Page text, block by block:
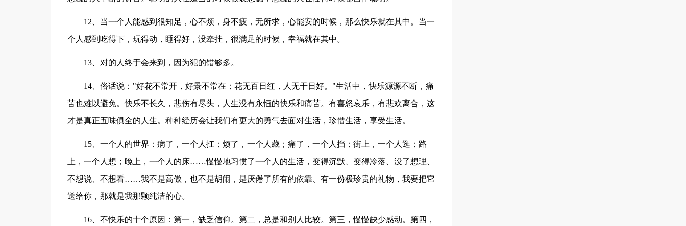
12、当一个人能感到很知足，心不烦，身不疲，无所求，心能安的时候，那么快乐就在其中。当一
个人感到吃得下，玩得动，睡得好，没牵挂，很满足的时候，幸福就在其中。
13、对的人终于会来到，因为犯的错够多。
14、俗话说："好花不常开，好景不常在；花无百日红，人无干日好。"生活中，快乐源源不断，痛
苦也难以避免。快乐不长久，悲伤有尽头，人生没有永恒的快乐和痛苦。有喜怒哀乐，有悲欢离合，这
才是真正五味俱全的人生。种种经历会让我们有更大的勇气去面对生活，珍惜生活，享受生活。
15、一个人的世界：病了，一个人扛；烦了，一个人藏；痛了，一个人挡；街上，一个人逛；路
上，一个人想；晚上，一个人的床……慢慢地习惯了一个人的生活，变得沉默、变得冷落、没了想理、
不想说、不想看……我不是高傲，也不是胡闹，是厌倦了所有的依靠、有一份极珍贵的礼物，我要把它
送给你，那就是我那颗纯洁的心。
16、不快乐的十个原因：第一，缺乏信仰。第二，总是和别人比较。第三，慢慢缺少感动。第四，